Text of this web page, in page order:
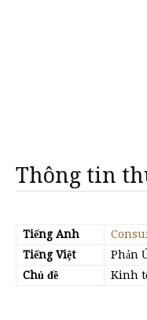
Thông tin
Tiếng Anh
Tiếng Việt
Phản
Chủ đề
Kinh